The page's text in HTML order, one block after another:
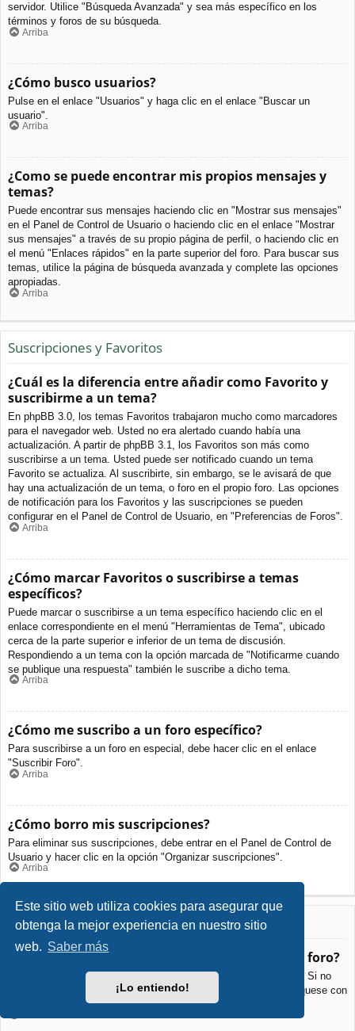
Este sitio web utiliza cookies para asegurar que
obtenga la mejor experiencia en nuestro sitio
web. Saber más
¡Lo entiendo!
servidor. Utilice "Búsqueda Avanzada" y sea más específico en los
términos y foros de su búsqueda.
Arriba
¿Cómo busco usuarios?
Pulse en el enlace "Usuarios" y haga clic en el enlace "Buscar un
usuario".
Arriba
¿Como se puede encontrar mis propios mensajes y
temas?
Puede encontrar sus mensajes haciendo clic en "Mostrar sus mensajes"
en el Panel de Control de Usuario o haciendo clic en el enlace "Mostrar
sus mensajes" a través de su propio página de perfil, o haciendo clic en
el menú "Enlaces rápidos" en la parte superior del foro. Para buscar sus
temas, utilice la página de búsqueda avanzada y complete las opciones
apropiadas.
Arriba
Suscripciones y Favoritos
¿Cuál es la diferencia entre añadir como Favorito y
suscribirme a un tema?
En phpBB 3.0, los temas Favoritos trabajaron mucho como marcadores
para el navegador web. Usted no era alertado cuando había una
actualización. A partir de phpBB 3.1, los Favoritos son más como
suscribirse a un tema. Usted puede ser notificado cuando un tema
Favorito se actualiza. Al suscribirte, sin embargo, se le avisará de que
hay una actualización de un tema, o foro en el propio foro. Las opciones
de notificación para los Favoritos y las suscripciones se pueden
configurar en el Panel de Control de Usuario, en "Preferencias de Foros".
Arriba
¿Cómo marcar Favoritos o suscribirse a temas
específicos?
Puede marcar o suscribirse a un tema específico haciendo clic en el
enlace correspondiente en el menú "Herramientas de Tema", ubicado
cerca de la parte superior e inferior de un tema de discusión.
Respondiendo a un tema con la opción marcada de "Notificarme cuando
se publique una respuesta" también le suscribe a dicho tema.
Arriba
¿Cómo me suscribo a un foro específico?
Para suscribirse a un foro en especial, debe hacer clic en el enlace
"Suscribir Foro".
Arriba
¿Cómo borro mis suscripciones?
Para eliminar sus suscripciones, debe entrar en el Panel de Control de
Usuario y hacer clic en la opción "Organizar suscripciones".
Arriba
Archivos Adjuntos
¿Qué archivos adjuntos son permitidos en este foro?
Cada foro puede permitir o no ciertos tipos de archivos adjuntos. Si no
está seguro de que tipos de archivos se pueden cargar, comuníquese con
La Administración para obtener más información.